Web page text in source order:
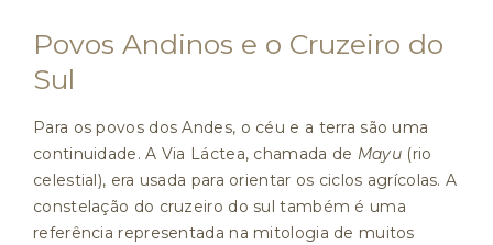
Povos Andinos e o Cruzeiro do
Sul
Para os povos dos Andes, o céu e a terra são uma
continuidade. A Via Láctea, chamada de Mayu(rio
celestial), era usada para orientar os ciclos agrícolas. A
constelação do cruzeiro do sul também é uma
referência representada na mitologia de muitos